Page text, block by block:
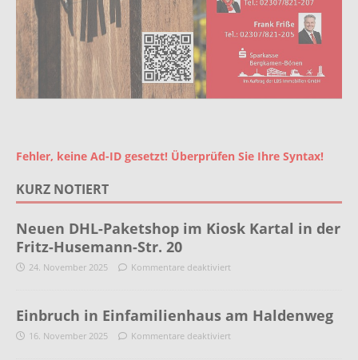
Fehler, keine Ad-ID gesetzt! Überprüfen Sie Ihre Syntax!
KURZ NOTIERT
Neuen DHL-Paketshop im Kiosk Kartal in der
Fritz-Husemann-Str. 20
24. November 2025 Kommentare deaktiviert
Einbruch in Einfamilienhaus am Haldenweg
16. November 2025 Kommentare deaktiviert